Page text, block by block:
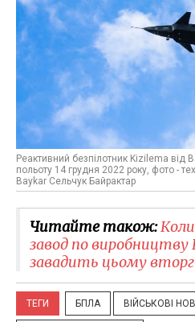
Реактивний безпілотник Kizilema від
польоту 14 грудня 2022 року, фото -
Baykar Сельчук Байрактар
Читайте також:
завод по виробництву
завадить цьому
ТЕГИ БПЛА ВІЙСЬКОВІ